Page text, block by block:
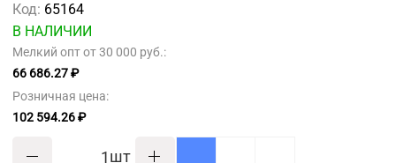
Код: 65164
В НАЛИЧИИ
Мелкий опт от 30 000 руб.:
66 686.27 ₽
Розничная цена:
102 594.26 ₽
шт